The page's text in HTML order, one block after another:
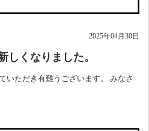
2025年04月30日
しくなりました。
いただき有難うございます。 みなさ